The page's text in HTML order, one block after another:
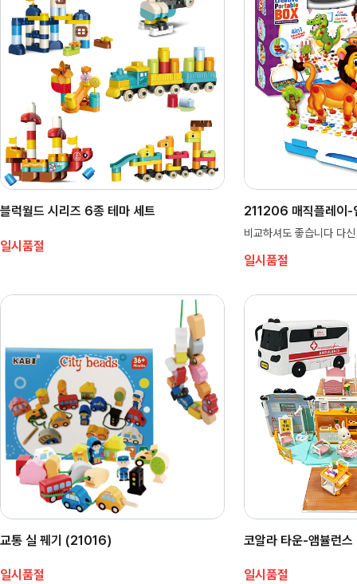
블럭월드 시리즈 6종 테마 세트
일시품절
211206 매직플레이-
비교하셔도 좋습니다 다
일시품절
교통 실 꿰기 (21016)
일시품절
코알라 타운-앰뷸런
일시품절